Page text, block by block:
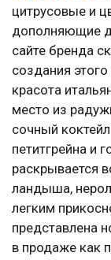
цитрусовые и
дополняющие
сайте бренда
создания
красота
место из
сочный
петитгрейна и
раскрывается
ландыша,
легким
представлена
в продаже как